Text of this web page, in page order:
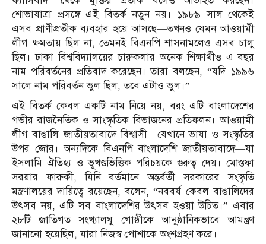
শোভাযাত্রা প্রসঙ্গে এই বিতর্ক নতুন নয়। ১৯৮৯ সাল থেকেই
এসব প্রাণীপ্রতীক ব্যবহার হয়ে আসছে—তখনও যেমন আওয়ামী
লীগ ক্ষমতায় ছিল না, তেমনই বিএনপি শাসনামলেও এসব চালু
ছিল। ঢাকা বিশ্ববিদ্যালয়ের চারুকলার অনেক শিক্ষার্থীও এ বছর
নাম পরিবর্তনের প্রতিবাদ করেছেন। তারা বলছেন, “যদি ১৯৯৬
সালে নাম পরিবর্তন ভুল ছিল, তবে এটাও ভুল।”
এই বিতর্ক কেবল একটি নাম নিয়ে নয়, বরং এটি বাংলাদেশের
গভীর রাজনৈতিক ও সাংস্কৃতিক বিভাজনের প্রতিফলন। আওয়ামী
লীগ বাঙালি জাতীয়তাবাদে বিশ্বাসী—যেখানে ভাষা ও সংস্কৃতির
উপর জোর। অন্যদিকে বিএনপি বাংলাদেশি জাতীয়তাবাদে—যা
ইসলামি ঐতিহ্য ও ভূখণ্ডভিত্তিক পরিচয়কে গুরুত্ব দেয়। মোস্তফা
সরয়ার ফারুকী, যিনি বর্তমানে অন্তর্বর্তী সরকারের সংস্কৃতি
মন্ত্রণালয়ের দায়িত্বে রয়েছেন, বলেন, “নববর্ষ কেবল বাঙালিদের
উৎসব নয়, এটি সব বাংলাদেশির উৎসব হওয়া উচিত।” এবার
২৮টি জাতিগত সংখ্যালঘু গোষ্ঠীকে আনুষ্ঠানিকভাবে আমন্ত্রণ
জানানো হয়েছিল, যারা নিজস্ব পোশাকে অংশগ্রহণ করে।